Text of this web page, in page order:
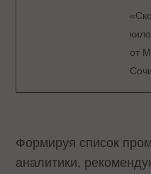
от
​Формируя список
аналитики,